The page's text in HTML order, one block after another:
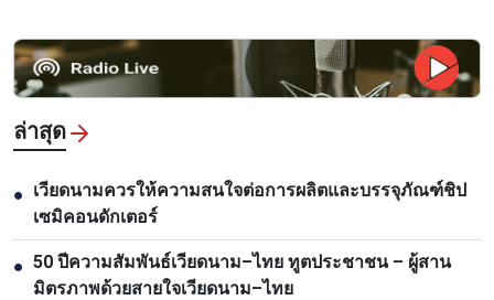
ล่าสุด
● เวียดนามควรให้ความสนใจต่อการผลิตและบรรจุภัณฑ์ชิป
เซมิคอนดักเตอร์
● 50 ปีความสัมพันธ์เวียดนาม–ไทย ทูตประชาชน – ผู้สาน
มิตรภาพด้วยสายใจเวียดนาม–ไทย